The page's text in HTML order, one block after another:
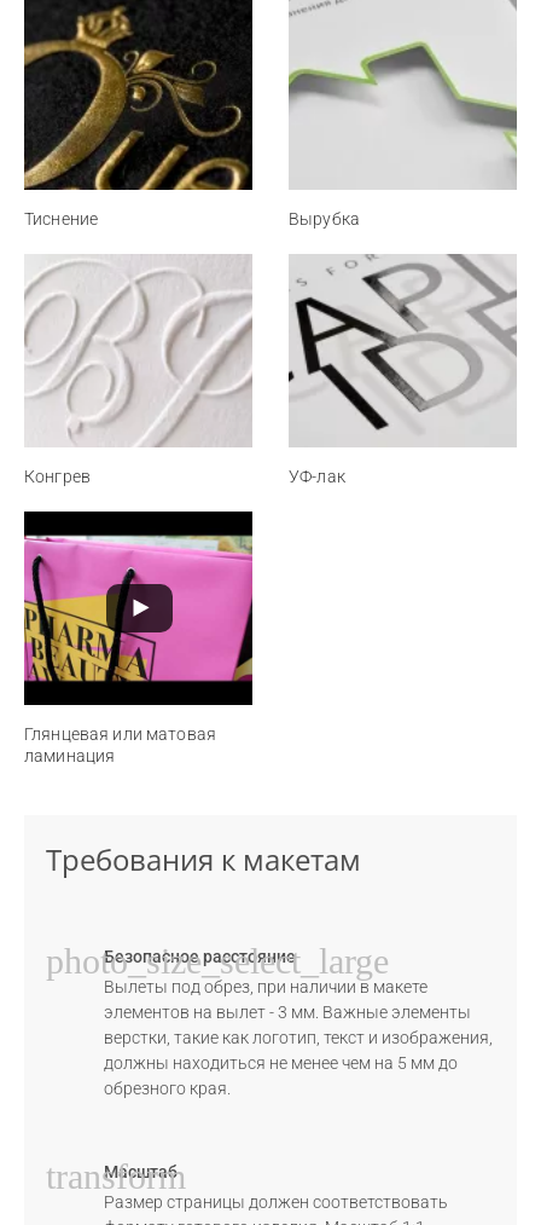
Тиснение Вырубка
Конгрев УФ-лак
Глянцевая или матовая
ламинация
Требования к макетам
photo_size_select_large
Безопасное расстояние
Вылеты под обрез, при наличии в макете
элементов на вылет - 3 мм. Важные элементы
верстки, такие как логотип, текст и изображения,
должны находиться не менее чем на 5 мм до
обрезного края.
transform
Масштаб
Размер страницы должен соответствовать